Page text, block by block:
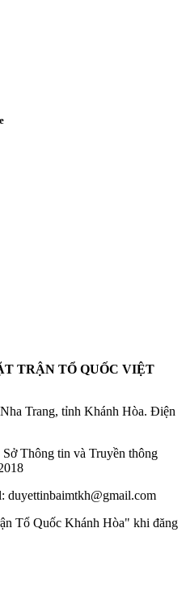
TRẬN TỔ QUỐC VIỆT
Trang, tỉnh Khánh Hòa. Điện
Thông tin và Truyền thông
duyettinbaimtkh@gmail.com
Tổ Quốc Khánh Hòa" khi đăng